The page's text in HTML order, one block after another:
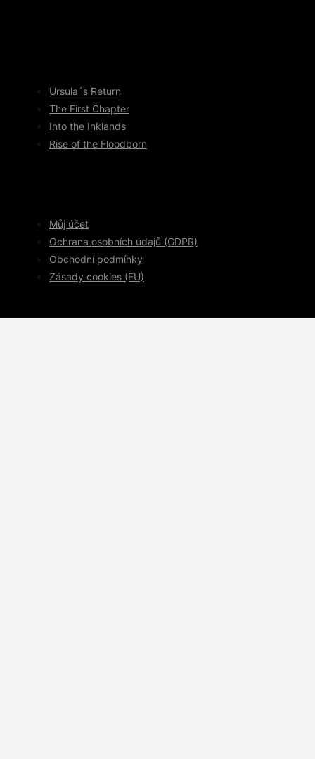
Ursula´s Return
The First Chapter
Into the Inklands
Rise of the Floodborn
Můj účet
Ochrana osobních údajů (GDPR)
Obchodní podmínky
Zásady cookies (EU)